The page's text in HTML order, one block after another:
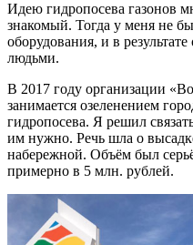
Идею гидропосева газонов
знакомый. Тогда у меня не
оборудования, и в
людьми.
В 2017 году организации
занимается озеленением
гидропосева. Я решил
им нужно. Речь шла о
набережной. Объём был
примерно в 5 млн. рублей.